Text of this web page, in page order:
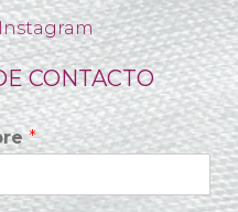
CONTACTO
*